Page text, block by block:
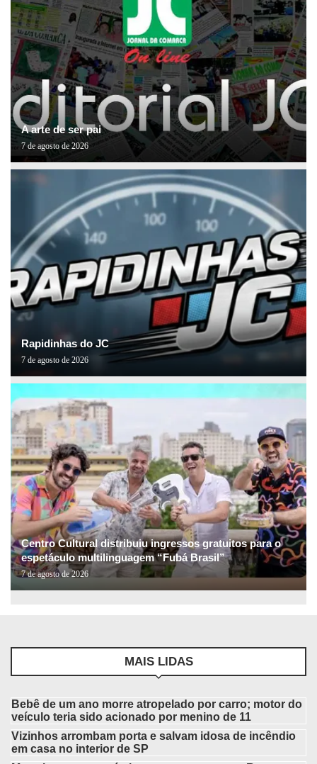
A arte de ser pai
7 de agosto de 2026
Rapidinhas do JC
7 de agosto de 2026
Centro Cultural distribuiu ingressos gratuitos para o
espetáculo multilinguagem “Fubá Brasil”
7 de agosto de 2026
MAIS LIDAS
Bebê de um ano morre atropelado por carro; motor do
veículo teria sido acionado por menino de 11
Vizinhos arrombam porta e salvam idosa de incêndio
em casa no interior de SP